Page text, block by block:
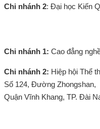
Chi nhánh 2: Đại học Kiến
Chi nhánh 1: Cao đẳng
Chi nhánh 2: Hiệp hội Thể
Số 124, Đường Zhongshan,
Quận Vĩnh Khang, TP. Đài